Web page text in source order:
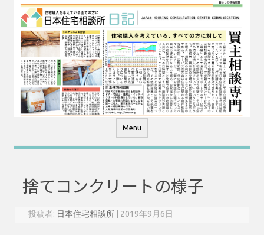
コ
テ
ン
ツ
へ
ス
キ
ッ
プ
Menu
捨てコンクリートの様子
投稿者: 日本住宅相談所 2019年9月6日